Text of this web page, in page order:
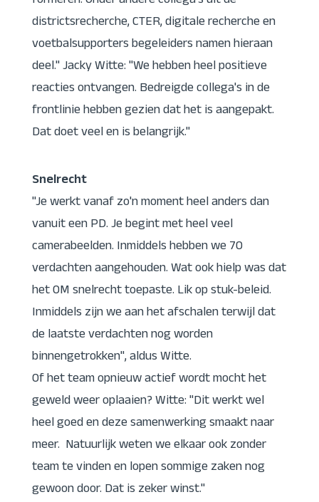
districtsrecherche, CTER, digitale recherche en
voetbalsupporters begeleiders namen hieraan
deel." Jacky Witte: "We hebben heel positieve
reacties ontvangen. Bedreigde collega's in de
frontlinie hebben gezien dat het is aangepakt.
Dat doet veel en is belangrijk."
Snelrecht
"Je werkt vanaf zo'n moment heel anders dan
vanuit een PD. Je begint met heel veel
camerabeelden. Inmiddels hebben we 70
verdachten aangehouden. Wat ook hielp was dat
het OM snelrecht toepaste. Lik op stuk-beleid.
Inmiddels zijn we aan het afschalen terwijl dat
de laatste verdachten nog worden
binnengetrokken", aldus Witte.
Of het team opnieuw actief wordt mocht het
geweld weer oplaaien? Witte: "Dit werkt wel
heel goed en deze samenwerking smaakt naar
meer. Natuurlijk weten we elkaar ook zonder
team te vinden en lopen sommige zaken nog
gewoon door. Dat is zeker winst."